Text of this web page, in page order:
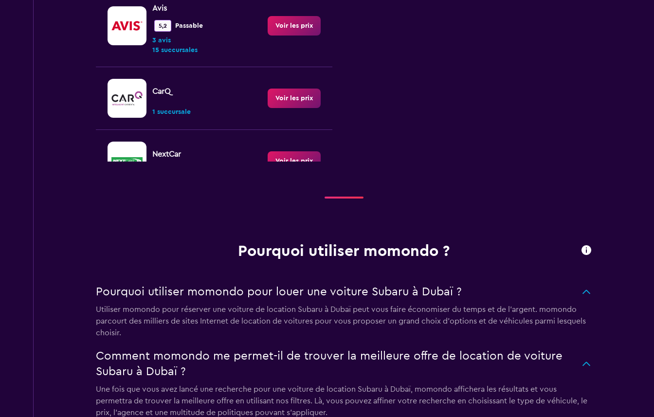
Avis
5,2 Passable
3 avis
15 succursales
Voir les prix
CarQ
1 succursale
Voir les prix
NextCar
Voir les prix
Voir les prix
Voir les prix
GO Rent A Car
Voir les prix
Pourquoi utiliser momondo ?
Pourquoi utiliser momondo pour louer une voiture Subaru à Dubaï ?
Utiliser momondo pour réserver une voiture de location Subaru à Dubaï peut vous faire économiser du temps et de l'argent. momondo
parcourt des milliers de sites Internet de location de voitures pour vous proposer un grand choix d'options et de véhicules parmi lesquels
choisir.
Comment momondo me permet-il de trouver la meilleure offre de location de voiture
Subaru à Dubaï ?
Une fois que vous avez lancé une recherche pour une voiture de location Subaru à Dubaï, momondo affichera les résultats et vous
permettra de trouver la meilleure offre en utilisant nos filtres. Là, vous pouvez affiner votre recherche en choisissant le type de véhicule, le
prix, l'agence et une multitude de politiques pouvant s'appliquer.